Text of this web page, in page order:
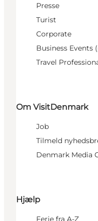
Presse
Turist
Corporate
Business Events
Travel
Om VisitDenmark
Job
Tilmeld
Denmark Media
Hjælp